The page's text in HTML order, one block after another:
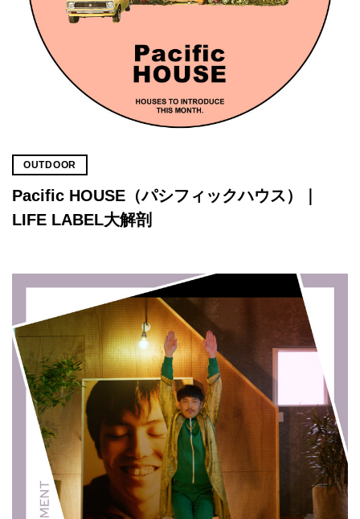
OUTDOOR
Pacific HOUSE（パシフィックハウス）｜
LIFE LABEL大解剖